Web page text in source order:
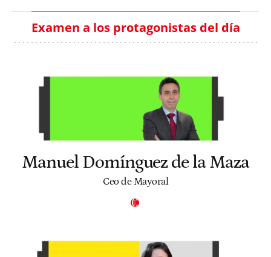
Examen a los protagonistas del día
Manuel Domínguez de la Maza
Ceo de Mayoral